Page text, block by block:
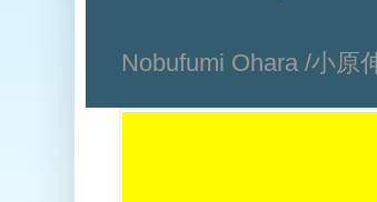
Nobufumi Ohara /小